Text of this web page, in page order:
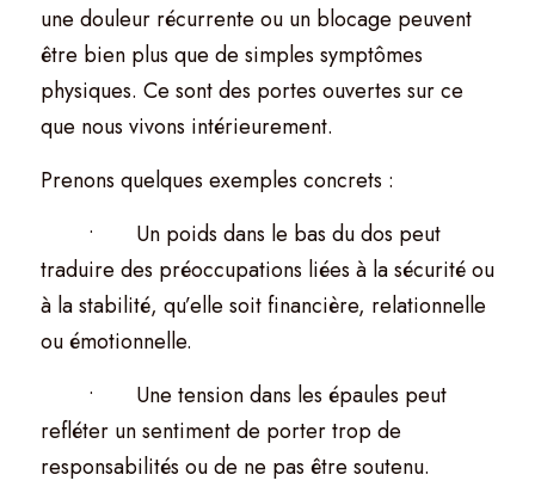
une douleur récurrente ou un blocage peuvent
être bien plus que de simples symptômes
physiques. Ce sont des portes ouvertes sur ce
que nous vivons intérieurement.
Prenons quelques exemples concrets :
traduire des préoccupations liées à la sécurité ou
à la stabilité, qu’elle soit financière, relationnelle
ou émotionnelle.
refléter un sentiment de porter trop de
responsabilités ou de ne pas être soutenu.